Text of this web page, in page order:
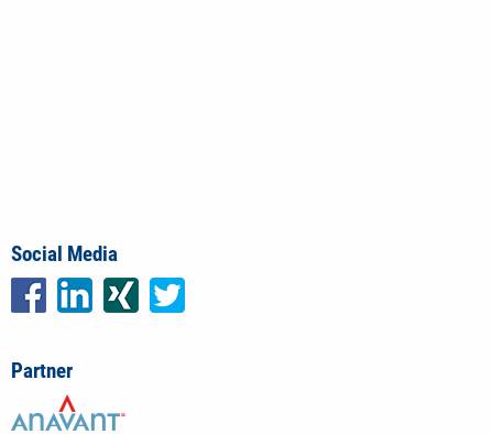
Social Media
Partner